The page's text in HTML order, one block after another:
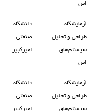
امن
آزمایشگاه
طراحی و تحلیل
سیستم‌های
امن
دانشگاه
صنعتی
امیرکبیر
آزمایشگاه
طراحی و تحلیل
سیستم‌های
دانشگاه
صنعتی
امیرکبیر